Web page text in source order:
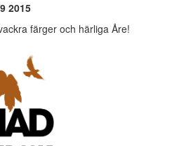
2015
färger och härliga Åre!